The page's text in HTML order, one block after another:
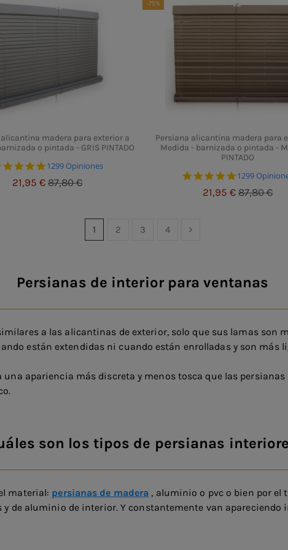
madera para exterior a
o pintada - GRIS PINTADO
4.8 star rating
1299 Opiniones
21,95 € 87,80 €
-75%
Persiana alicantina madera para
Medida - barnizada o pintada -
PINTADO
4.8 star
1299
21,95 € 87,80 €
1 2 3 4
Persianas de interior para ventanas
a las alicantinas de exterior, solo que sus lamas son
están extendidas ni cuando están enrolladas y son más
apariencia más discreta y menos tosca que las persianas
son los tipos de persianas
material: persianas de madera , aluminio o pvc o bien por el
de aluminio de interior. Y constantemente van apareciendo